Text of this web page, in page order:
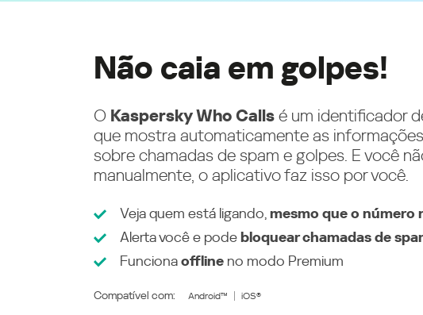
Não caia em golpes!
O Kaspersky Who Calls é um identificador
que mostra automaticamente as
sobre chamadas de spam e golpes. E você
manualmente, o aplicativo faz isso por você.
Veja quem está ligando, mesmo que o número
Alerta você e podebloquear chamadas de
Funcionaoffline no modo Premium
Compatível com: Android™ iOS®